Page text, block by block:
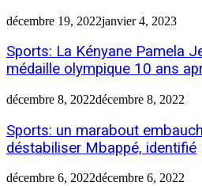
décembre 19, 2022janvier 4, 2023
Sports: La Kényane Pamela
médaille olympique 10 ans
décembre 8, 2022décembre 8, 2022
Sports: un marabout
déstabiliser Mbappé, identifié
décembre 6, 2022décembre 6, 2022